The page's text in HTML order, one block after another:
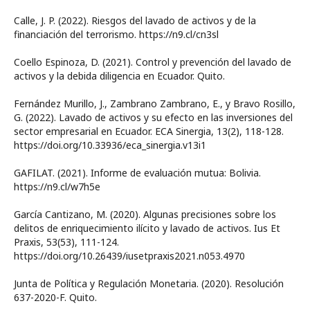
Calle, J. P. (2022). Riesgos del lavado de activos y de la
financiación del terrorismo. https://n9.cl/cn3sl
Coello Espinoza, D. (2021). Control y prevención del lavado de
activos y la debida diligencia en Ecuador. Quito.
Fernández Murillo, J., Zambrano Zambrano, E., y Bravo Rosillo,
G. (2022). Lavado de activos y su efecto en las inversiones del
sector empresarial en Ecuador. ECA Sinergia, 13(2), 118-128.
https://doi.org/10.33936/eca_sinergia.v13i1
GAFILAT. (2021). Informe de evaluación mutua: Bolivia.
https://n9.cl/w7h5e
García Cantizano, M. (2020). Algunas precisiones sobre los
delitos de enriquecimiento ilícito y lavado de activos. Ius Et
Praxis, 53(53), 111-124.
https://doi.org/10.26439/iusetpraxis2021.n053.4970
Junta de Política y Regulación Monetaria. (2020). Resolución
637-2020-F. Quito.